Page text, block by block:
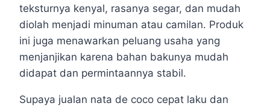
teksturnya kenyal, rasanya segar, dan mudah
diolah menjadi minuman atau camilan. Produk
ini juga menawarkan peluang usaha yang
menjanjikan karena bahan bakunya mudah
didapat dan permintaannya stabil.
Supaya jualan nata de coco cepat laku dan